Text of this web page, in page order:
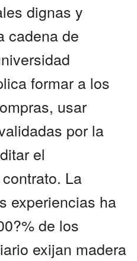
dignas y
cadena de
formar a los
usar
por la
el
La
experiencias ha
de los
exijan madera